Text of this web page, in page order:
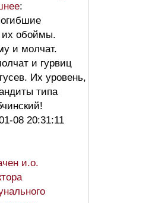
:
их обоймы.
и молчат.
и гурвиц
Их уровень,
типа
08 20:31:11
и.о.